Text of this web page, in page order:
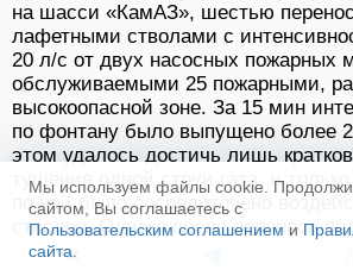
на шасси «КамАЗ», шестью
лафетными стволами с
20 л/с от двух насосных пожарных
обслуживаемыми 25 пожарными,
высокоопасной зоне. За 15 мин
по фонтану было выпущено более
этом удалось достичь лишь
тушения одной струи газа, и
по ней было сосредоточено
стволов. Однако после переноса
другую газовую струю ранее
Мы используем файлы cookie.
сайтом, Вы соглашаетесь с
Пользовательским соглашением и
сайта